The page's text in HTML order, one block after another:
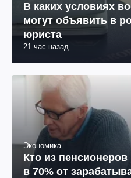
В каких условиях
могут объявить в
юриста
21 час назад
Экономика
Кто из
в 70% от